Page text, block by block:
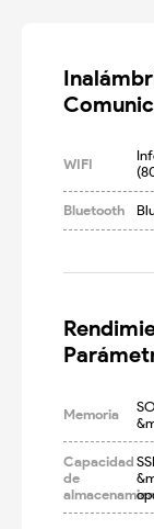
WIFI
Bluetooth
Memoria
Capacidad
de